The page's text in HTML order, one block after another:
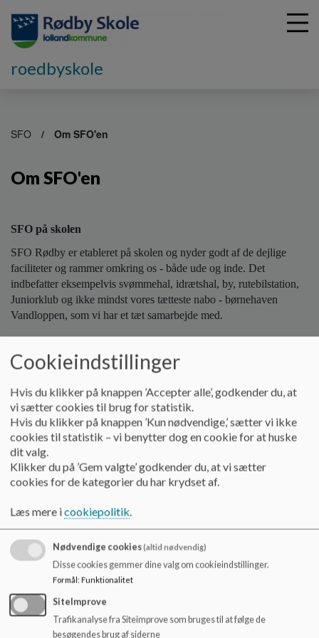
l
roedbyskole
SFO Om SFO'en
Om SFO'en
SFO på skolen
SFO Rødby er etableret på skolen og nyder godt af de dejlige
faciliteter og rammer omkring os - både ude og inde. Det
indbefatter eksempelvis svømmehal, idrætshal, by, rutebilstation,
Juniorklub og ikke mindst vores tætteste nabo - børnehaven
Vandloppen, som vi har et tæt samarbejde med.
I førskoleperioden fra 1. april til sommerferien er vi opdelt i
forhold til børnegruppen for at skabe så trygge forhold for vores
kommende "forårsløg" som muligt. Førskolen holder som
udgangspunkt derfor til i Søhestens lokaler i denne periode. Ellers
er SFO-børnene tilknyttet Havkatten på skolen med mulighed for
mange forskellige aktiviteter i løbet af ugen - eksempelvis
svømning, værkstedstilbud på skolen og i Søhesten, spilledag eller
en tur i hallen for at brænde noget krudt af.
Aktiviteter
Fællesspisninger med spil, dans og hygge (eller hvad årgangen
byder ind med), halloweenfest, nytårskur, afslutningsfester m.m.
Samarbejde
Personalet har via sin store deltagelse i undervisningsdelen fokus
Cookieindstillinger
Hvis du klikker på knappen ’Accepter alle’, godkender du, at
vi sætter cookies til brug for statistik.
Hvis du klikker på knappen ’Kun nødvendige,’ sætter vi ikke
cookies til statistik – vi benytter dog en cookie for at huske
dit valg.
Klikker du på ’Gem valgte’ godkender du, at vi sætter
cookies for de kategorier du har krydset af.
Læs mere icookiepolitik.
Nødvendige cookies(altid nødvendig)
Disse cookies gemmer dine valg om cookieindstillinger.
Formål: Funktionalitet
SiteImprove
Trafikanalyse fra Siteimprove som bruges til at følge de
besøgendes brug af siderne